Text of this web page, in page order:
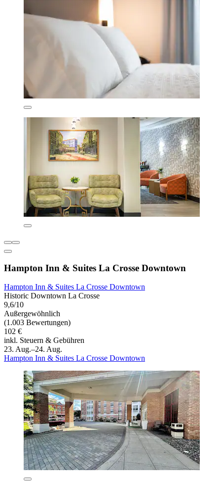
Hampton Inn & Suites La Crosse Downtown
Hampton Inn & Suites La Crosse Downtown
Historic Downtown La Crosse
9,6/10
Außergewöhnlich
(1.003 Bewertungen)
102 €
inkl. Steuern & Gebühren
23. Aug.–24. Aug.
Hampton Inn & Suites La Crosse Downtown